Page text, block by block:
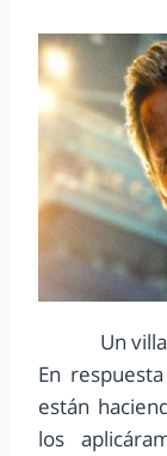
Un
En
están
los